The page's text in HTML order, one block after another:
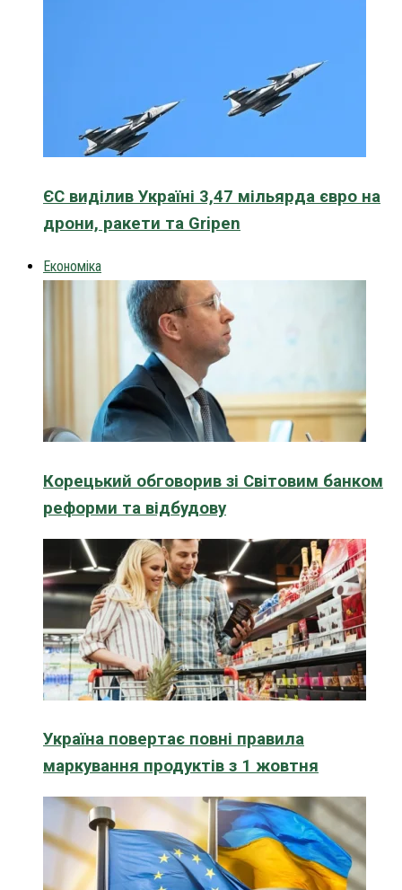
ЄС виділив Україні 3,47 мільярда євро на
дрони, ракети та Gripen
Економіка
Корецький обговорив зі Світовим банком
реформи та відбудову
Україна повертає повні правила
маркування продуктів з 1 жовтня